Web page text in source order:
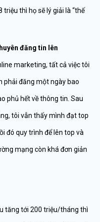
thì họ sẽ lý giải là “thế
đăng tin lên
marketing, tất cả việc tôi
phải đăng một ngày bao
phủ hết về thông tin. Sau
tôi vẫn thấy mình đạt top
đó quy trình để lên top và
mạng còn khá đơn giản
tăng tới 200 triệu/tháng thì